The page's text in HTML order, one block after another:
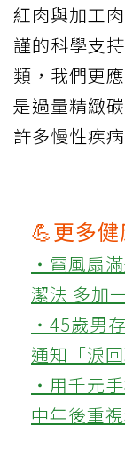
紅肉與加工
謹的科學支
類，我們更
是過量精緻
許多慢性疾
💪更多
‧電風扇
潔法 多加
‧45歲男
通知「淚
‧用千元
中年後重